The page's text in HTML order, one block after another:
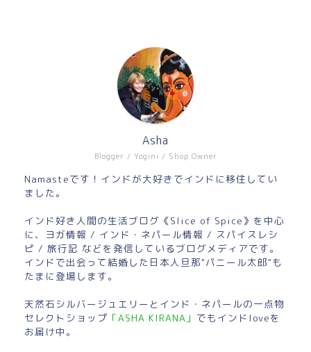
Blogger / Yogini / Shop Owner
Asha
Namasteです！インドが大好きでインドに移住してい
ました。
インド好き人間の生活ブログ《Slice of Spice》を中心
に、ヨガ情報 / インド・ネパール情報 / スパイスレシ
ピ / 旅行記 などを発信しているブログメディアです。
インドで出会って結婚した日本人旦那"パニール太郎"も
たまに登場します。
天然石シルバージュエリーとインド・ネパールの一点物
セレクトショップ 「ASHA KIRANA」 でもインドloveを
お届け中。